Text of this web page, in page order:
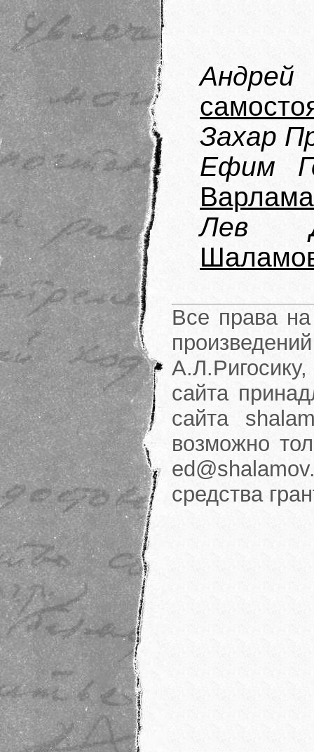
Захар
Ефим
Лев
Все права на
сайта
сайта
возможно
средства